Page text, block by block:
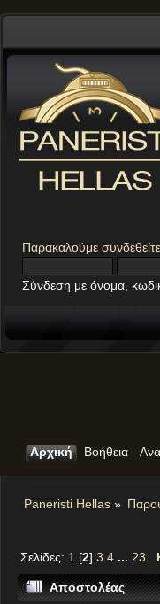
Παρακαλούμε συνδεθείτε
Σύνδεση με όνομα,
Αρχική Βοήθεια
Paneristi Hellas »
Σελίδες: 1 [2] 3 4 ... 23
Αποστολέας